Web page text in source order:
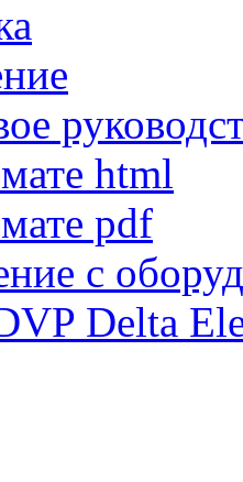
html
pdf
с
Delta